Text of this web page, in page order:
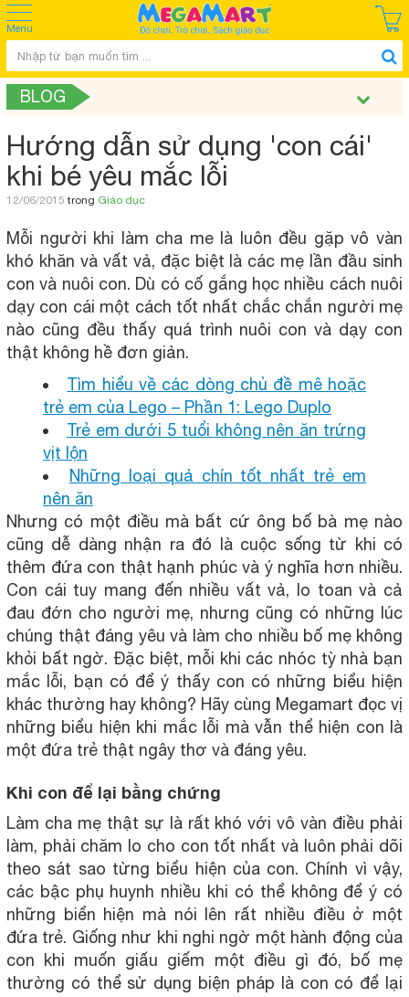
Menu
BLOG
Hướng dẫn sử dụng 'con cái'
khi bé yêu mắc lỗi
12/06/2015 trong Giáo dục
Mỗi người khi làm cha me là luôn đều gặp vô vàn
khó khăn và vất vả, đặc biệt là các mẹ lần đầu sinh
con và nuôi con. Dù có cố gắng học nhiều cách nuôi
dạy con cái một cách tốt nhất chắc chắn người mẹ
nào cũng đều thấy quá trình nuôi con và dạy con
thật không hề đơn giản.
Tìm hiểu về các dòng chủ đề mê hoặc
trẻ em của Lego – Phần 1: Lego Duplo
Trẻ em dưới 5 tuổi không nên ăn trứng
vịt lộn
Những loại quả chín tốt nhất trẻ em
nên ăn
Nhưng có một điều mà bất cứ ông bố bà mẹ nào
cũng dễ dàng nhận ra đó là cuộc sống từ khi có
thêm đứa con thật hạnh phúc và ý nghĩa hơn nhiều.
Con cái tuy mang đến nhiều vất vả, lo toan và cả
đau đớn cho người mẹ, nhưng cũng có những lúc
chúng thật đáng yêu và làm cho nhiều bố mẹ không
khỏi bất ngờ. Đặc biệt, mỗi khi các nhóc tỳ nhà bạn
mắc lỗi, bạn có để ý thấy con có những biểu hiện
khác thường hay không? Hãy cùng Megamart đọc vị
những biểu hiện khi mắc lỗi mà vẫn thể hiện con là
một đứa trẻ thật ngây thơ và đáng yêu.
Khi con để lại bằng chứng
Làm cha mẹ thật sự là rất khó với vô vàn điều phải
làm, phải chăm lo cho con tốt nhất và luôn phải dõi
theo sát sao từng biểu hiện của con. Chính vì vậy,
các bậc phụ huynh nhiều khi có thể không để ý có
những biển hiện mà nói lên rất nhiều điều ở một
đứa trẻ. Giống như khi nghi ngờ một hành động của
con khi muốn giấu giếm một điều gì đó, bố mẹ
thường có thể sử dụng biện pháp là con có để lại